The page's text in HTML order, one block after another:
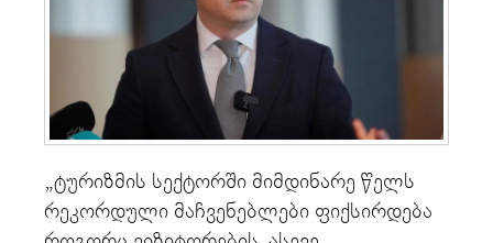
„ტურიზმის სექტორში მიმდინარე წელს
რეკორდული მაჩვენებლები ფიქსირდება